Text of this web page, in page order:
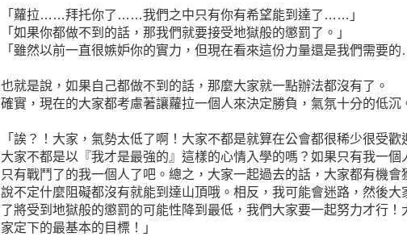
「蘿拉……拜托你了……我們之中只有你有希望能到達了……」
「如果你都做不到的話，那我們就要接受地獄般的懲罰了。」
「雖然以前一直很嫉妒你的實力，但現在看來這份力量還是我們需要
也就是說，如果自己都做不到的話，那麼大家就一點辦法都沒有了。
確實，現在的大家都考慮著讓蘿拉一個人來決定勝負，氣氛十分的低沉
「誒？！大家，氣勢太低了啊！大家不都是就算在公會都很稀少很受歡
大家不都是以『我才是最強的』這樣的心情入學的嗎？如果只有我一
只有戰鬥了的我一個人了吧。總之，大家一起過去的話，大家都有機
說不定什麼阻礙都沒有就能到達山頂哦。相反，我可能會迷路，然後大
了將受到地獄般的懲罰的可能性降到最低，我們大家要一起努力才行
家定下的最基本的目標！」